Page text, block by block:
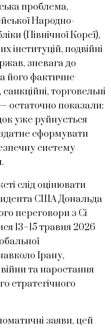
проблема,
Народно-
(Північної Кореї),
інституцій, подвійні
зневага до
його фактичне
торговельні
остаточно показали:
уже руйнується
сформувати
систему
слід оцінювати
США Дональда
переговори з Сі
13–15 травня 2026
Ірану,
та наростання
стратегічного
заяви, цей